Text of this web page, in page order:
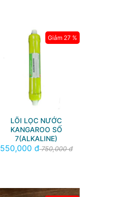
LÕI LỌC NƯỚC
KANGAROO SỐ
7(ALKALINE)
550,000 đ750,000 đ
Giảm 27 %